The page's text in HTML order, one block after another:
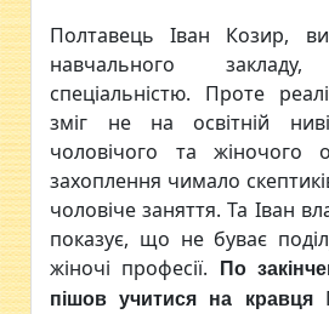
Полтавець Іван Козир,
навчального
спеціальністю. Проте
зміг не на освітній
чоловічого та жіночого
захоплення чимало
чоловіче заняття. Та Іван
показує, що не буває
жіночі професії.
По
пішов учитися на кравця